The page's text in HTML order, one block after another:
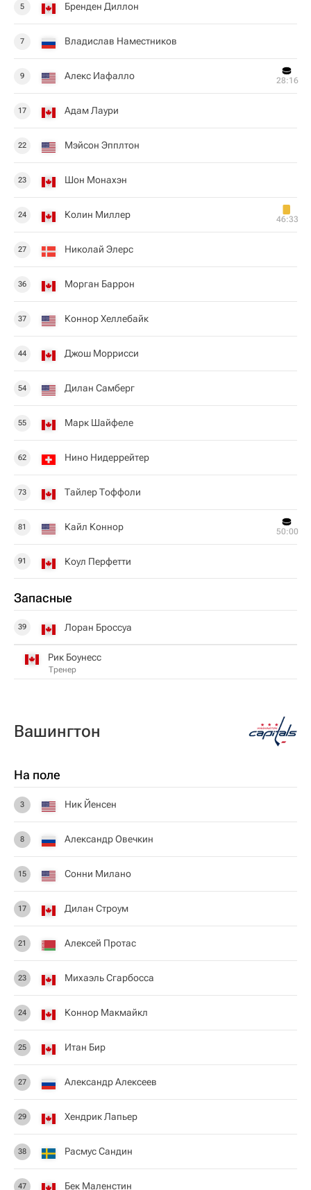
5 Бренден Диллон
7 Владислав Наместников
9 Алекс Иафалло 28:16
17 Адам Лаури
22 Мэйсон Эпплтон
23 Шон Монахэн
24 Колин Миллер 46:33
27 Николай Элерс
36 Морган Баррон
37 Коннор Хеллебайк
44 Джош Моррисси
54 Дилан Самберг
55 Марк Шайфеле
62 Нино Нидеррейтер
73 Тайлер Тоффоли
81 Кайл Коннор 50:00
91 Коул Перфетти
Запасные
39 Лоран Броссуа
Рик Боунесс
Тренер
Вашингтон
На поле
3 Ник Йенсен
8 Александр Овечкин
15 Сонни Милано
17 Дилан Строум
21 Алексей Протас
23 Михаэль Сгарбосса
24 Коннор Макмайкл
25 Итан Бир
27 Александр Алексеев
29 Хендрик Лапьер
38 Расмус Сандин
47 Бек Маленстин